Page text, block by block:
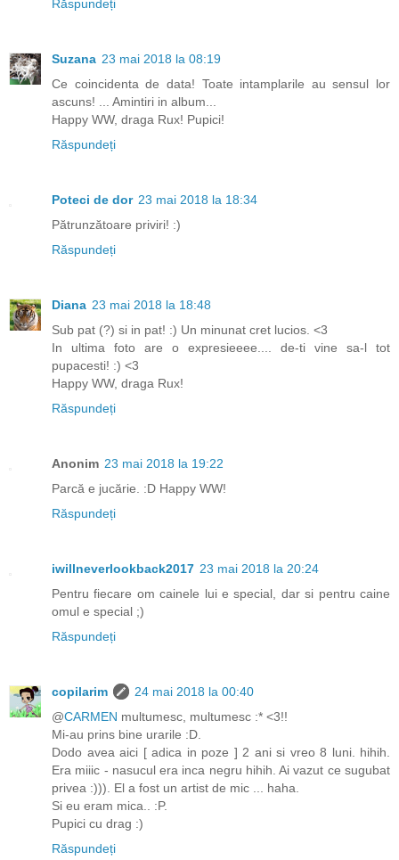
Răspundeți
Suzana 23 mai 2018 la 08:19
Ce coincidenta de data! Toate intamplarile au sensul lor
ascuns! ... Amintiri in album...
Happy WW, draga Rux! Pupici!
Răspundeți
Poteci de dor 23 mai 2018 la 18:34
Pătrunzătoare priviri! :)
Răspundeți
Diana 23 mai 2018 la 18:48
Sub pat (?) si in pat! :) Un minunat cret lucios. <3
In ultima foto are o expresieeee.... de-ti vine sa-l tot
pupacesti! :) <3
Happy WW, draga Rux!
Răspundeți
Anonim 23 mai 2018 la 19:22
Parcă e jucărie. :D Happy WW!
Răspundeți
iwillneverlookback2017 23 mai 2018 la 20:24
Pentru fiecare om cainele lui e special, dar si pentru caine
omul e special ;)
Răspundeți
copilarim
24 mai 2018 la 00:40
@CARMEN multumesc, multumesc :* <3!!
Mi-au prins bine urarile :D.
Dodo avea aici [ adica in poze ] 2 ani si vreo 8 luni. hihih.
Era miiic - nasucul era inca negru hihih. Ai vazut ce sugubat
privea :))). El a fost un artist de mic ... haha.
Si eu eram mica.. :P.
Pupici cu drag :)
Răspundeți